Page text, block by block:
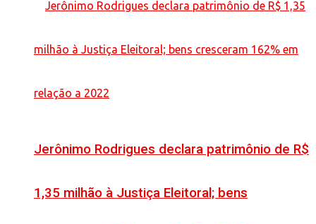
Jerônimo Rodrigues declara patrimônio de R$
1,35 milhão à Justiça Eleitoral; bens